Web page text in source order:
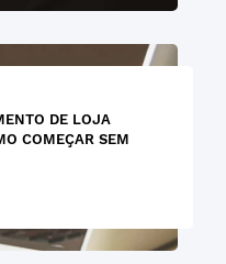
DE LOJA
COMEÇAR SEM